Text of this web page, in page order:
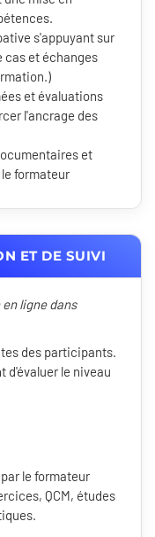
s'appuyant sur
cas et échanges
et évaluations
l'ancrage des
et
formateur
ET DE SUIVI
ligne dans
des participants.
le niveau
le formateur
QCM, études